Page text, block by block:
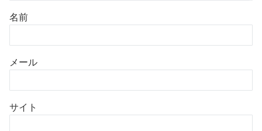
名前
メール
サイト